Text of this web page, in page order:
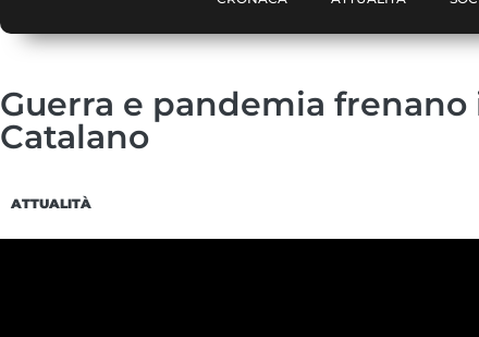
Guerra e pandemia
Catalano
ATTUALITÀ